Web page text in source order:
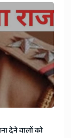
देने वालों को